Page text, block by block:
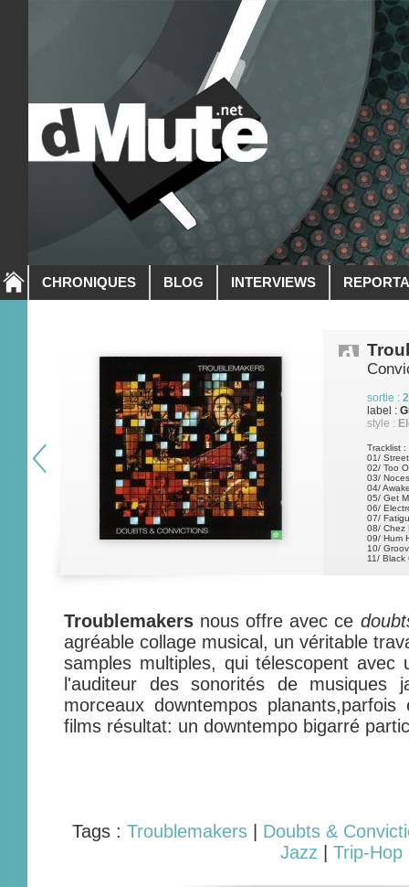
CHRONIQUES BLOG INTERVIEWS
sortie :
label :
style :
Tracklist :
01/
02/ Too
03/
04/
05/ Get
06/
07/
08/ Chez
09/ Hum
10/
11/ Black
Troublemakers nous offre avec ce
agréable collage musical, un véritable
samples multiples, qui télescopent avec
l'auditeur des sonorités de musiques
morceaux downtempos
films résultat: un downtempo bigarré
Tags : Troublemakers| Doubts &
Jazz
Trip-Hop